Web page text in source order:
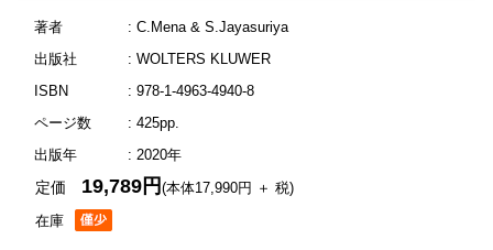
著者
: C.Mena & S.Jayasuriya
出版社
: WOLTERS KLUWER
ISBN
: 978-1-4963-4940-8
ページ数
: 425pp.
出版年
: 2020年
在庫
定価 19,789円(本体17,990円 ＋ 税)